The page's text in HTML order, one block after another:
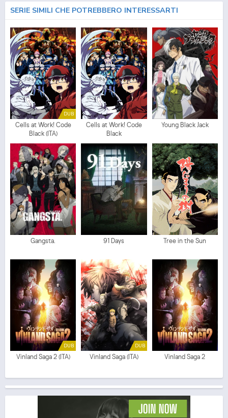
SERIE SIMILI CHE POTREBBERO INTERESSARTI
DUB
Cells at Work! Code
Black (ITA)
Cells at Work! Code
Black
Young Black Jack
Gangsta. 91 Days Tree in the Sun
DUB
Vinland Saga 2 (ITA)
DUB
Vinland Saga (ITA) Vinland Saga 2